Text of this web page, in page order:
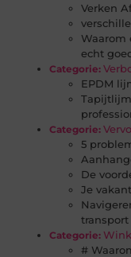
Verken
Waarom
echt
Categorie:
EPDM
Categorie:
5
De
Je
Categorie:
#